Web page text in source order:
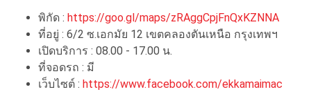
พิกัด : https://goo.gl/maps/zRAggCpjFnQxKZNNA
ที่อยู่ : 6/2 ซ.เอกมัย 12 เขตคลองตันเหนือ กรุงเทพฯ
เปิดบริการ : 08.00 - 17.00 น.
ที่จอดรถ : มี
เว็บไซต์ : https://www.facebook.com/ekkamaimac